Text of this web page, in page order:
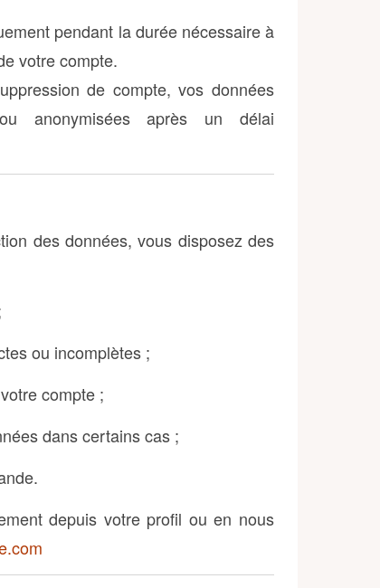
pendant la durée nécessaire à
votre compte.
de compte, vos données
ou anonymisées après un délai
des données, vous disposez des
ou incomplètes ;
compte ;
dans certains cas ;
depuis votre profil ou en nous